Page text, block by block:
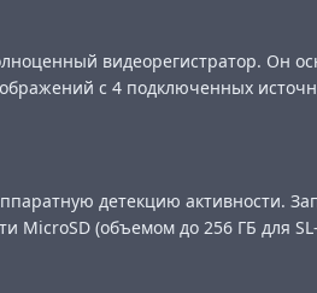
видеорегистратор. Он
с 4 подключенных
детекцию активности.
MicroSD (объемом до 256 ГБ для